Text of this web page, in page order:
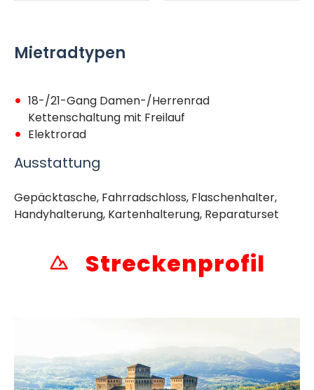
Mietradtypen
18-/21-Gang Damen-/Herrenrad
Kettenschaltung mit Freilauf
Elektrorad
Ausstattung
Gepäcktasche, Fahrradschloss, Flaschenhalter,
Handyhalterung, Kartenhalterung, Reparaturset
Streckenprofil